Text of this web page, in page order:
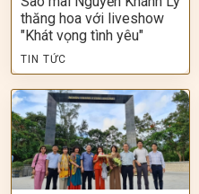
thăng hoa với liveshow
"Khát vọng tình yêu"
TIN TỨC